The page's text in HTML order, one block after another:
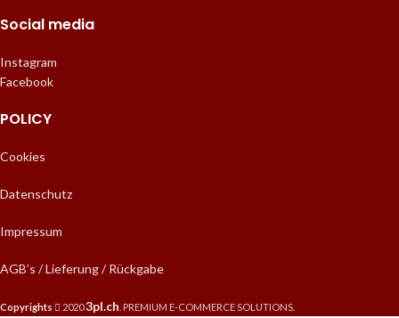
Social media
Instagram
Facebook
POLICY
Cookies
Datenschutz
Impressum
AGB’s / Lieferung / Rückgabe
Copyrights 20203pl.ch . PREMIUM E-COMMERCE SOLUTIONS.